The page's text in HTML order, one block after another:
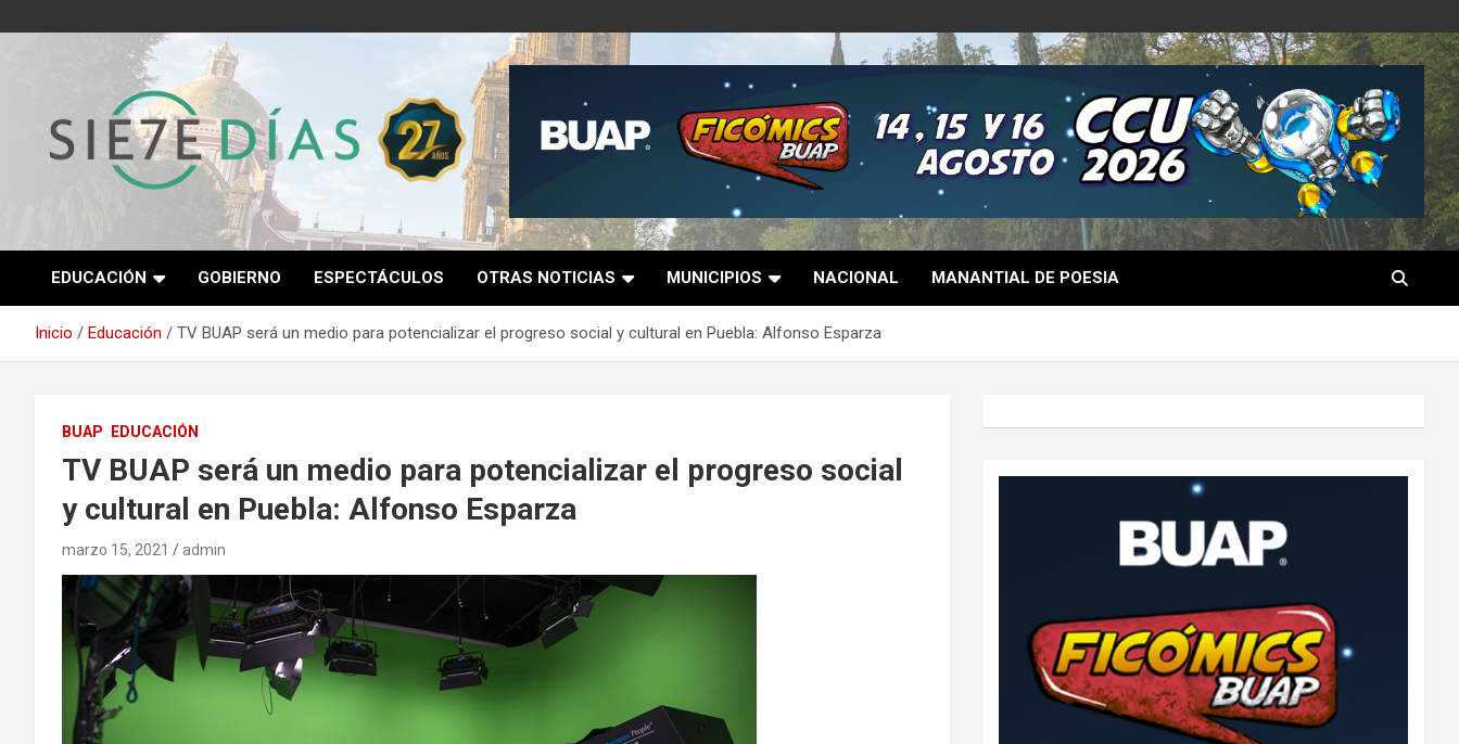
al
Semanario 7 Días
EDUCACIÓN GOBIERNO ESPECTÁCULOS OTRAS NOTICIAS MUNICIPIOS NACIONAL MANANTIAL DE POESIA
Inicio Educación TV BUAP será un medio para potencializar el progreso social y cultural en Puebla: Alfonso Esparza
BUAP EDUCACIÓN
TV BUAP será un medio para potencializar el progreso social
y cultural en Puebla: Alfonso Esparza
marzo 15, 2021 admin